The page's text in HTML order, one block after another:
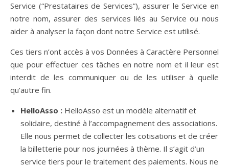
Service (“Prestataires de Services”), assurer le Service en
notre nom, assurer des services liés au Service ou nous
aider à analyser la façon dont notre Service est utilisé.
Ces tiers n’ont accès à vos Données à Caractère Personnel
que pour effectuer ces tâches en notre nom et il leur est
interdit de les communiquer ou de les utiliser à quelle
qu’autre fin.
HelloAsso : HelloAsso est un modèle alternatif et
solidaire, destiné à l’accompagnement des associations.
Elle nous permet de collecter les cotisations et de créer
la billetterie pour nos journées à thème. Il s’agit d’un
service tiers pour le traitement des paiements. Nous ne